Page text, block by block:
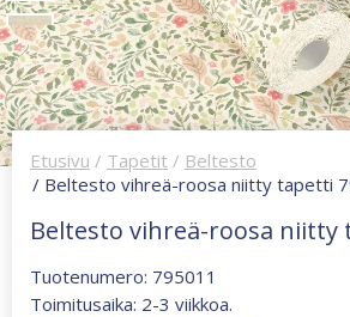
Etusivu / Tapetit / Beltesto
/ Beltesto vihreä-roosa niitty tapetti
Beltesto vihreä-roosa niitty
Tuotenumero: 795011
Toimitusaika: 2-3 viikkoa.